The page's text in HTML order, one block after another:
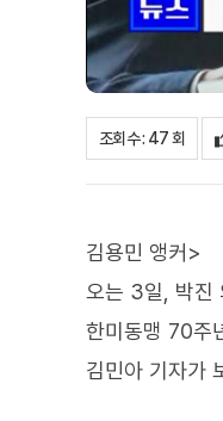
조회수 : 47 회
김용민 앵커>
오는 3일, 박진
한미동맹 70주
김민아 기자가